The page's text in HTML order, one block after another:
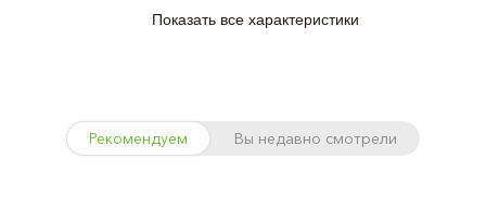
Показать все характеристики
Рекомендуем Вы недавно смотрели